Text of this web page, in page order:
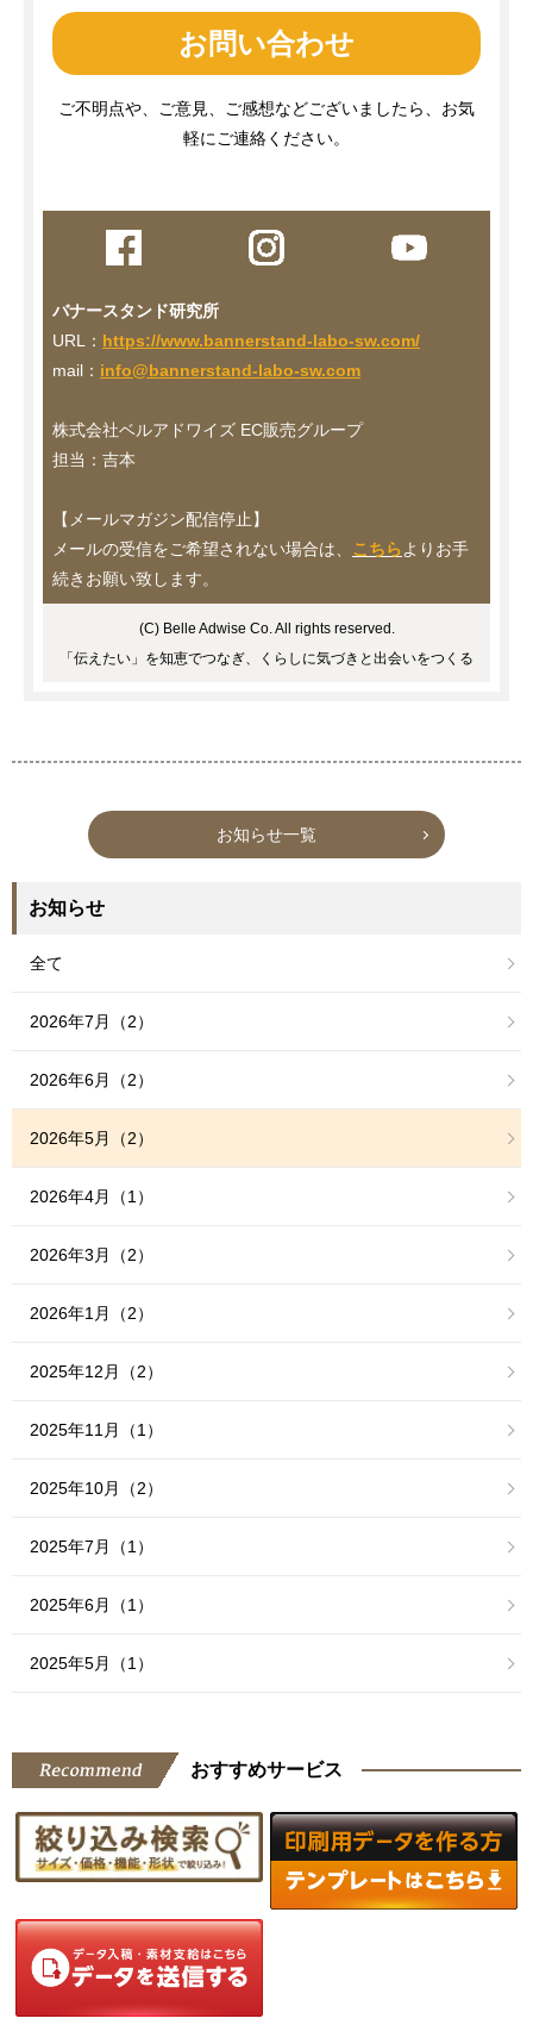
お問い合わせ
ご不明点や、ご意見、ご感想などございましたら、お気
軽にご連絡ください。
バナースタンド研究所
URL： https://www.bannerstand-labo-sw.com/
mail： info@bannerstand-labo-sw.com
株式会社ベルアドワイズ EC販売グループ
担当：吉本
【メールマガジン配信停止】
メールの受信をご希望されない場合は、
こちらよりお手
続きお願い致します。
(C) Belle Adwise Co. All rights reserved.
「伝えたい」を知恵でつなぎ、くらしに気づきと出会いをつくる
お知らせ一覧
お知らせ
全て
2026年7月（2）
2026年6月（2）
2026年5月（2）
2026年4月（1）
2026年3月（2）
2026年1月（2）
2025年12月（2）
2025年11月（1）
2025年10月（2）
2025年7月（1）
2025年6月（1）
2025年5月（1）
おすすめサービス